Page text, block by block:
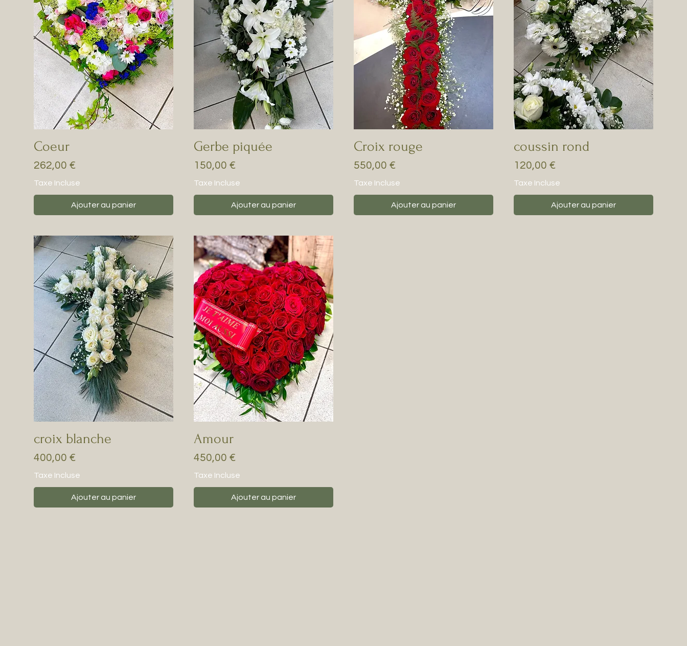
Coeur
Prix
262,00 €
Taxe Incluse
Ajouter au panier
Gerbe piquée
Prix
150,00 €
Taxe Incluse
Ajouter au panier
Croix rouge
Prix
550,00 €
Taxe Incluse
Ajouter au panier
coussin rond
Prix
120,00 €
Taxe Incluse
Ajouter au panier
croix blanche
Prix
400,00 €
Taxe Incluse
Ajouter au panier
Amour
Prix
450,00 €
Taxe Incluse
Ajouter au panier